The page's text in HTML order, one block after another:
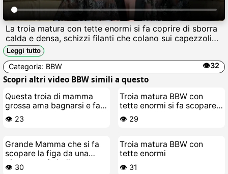
La troia matura con tette enormi si fa coprire di sborra
calda e densa, schizzi filanti che colano sui capezzoli
duri mentre lei si lecca le labbra e implora altro cazzo
da scopare.
Leggi tutto
Categoria: BBW 👁️32
Scopri altri video BBW simili a questo
Questa troia di mamma
grossa ama bagnarsi e fare
la selvaggia
👁️ 23
Troia matura BBW con
tette enormi si fa scopare
da sola
👁️ 29
Grande Mamma che si fa
scopare la figa da una
giovane troia bollente
👁️ 30
Troia matura BBW con
tette enormi
👁️ 31